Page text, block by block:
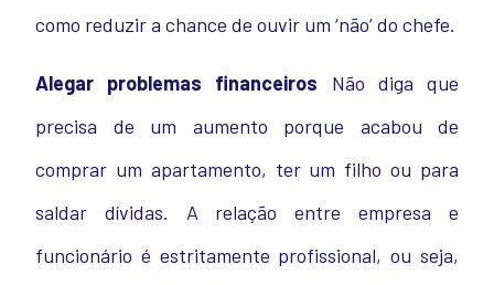
como reduzir a chance de ouvir um ‘não’ do chefe.
Alegar problemas financeiros Não diga que
precisa de um aumento porque acabou de
comprar um apartamento, ter um filho ou para
saldar dívidas. A relação entre empresa e
funcionário é estritamente profissional, ou seja,